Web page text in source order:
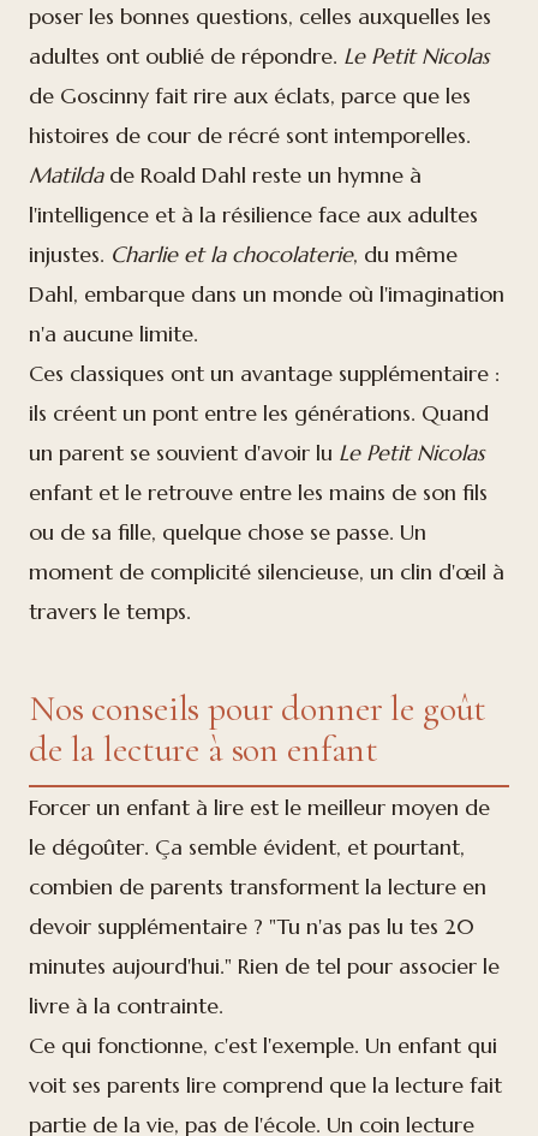
poser les bonnes questions, celles auxquelles les
adultes ont oublié de répondre. Le Petit Nicolas
de Goscinny fait rire aux éclats, parce que les
histoires de cour de récré sont intemporelles.
Matildade Roald Dahl reste un hymne à
l'intelligence et à la résilience face aux adultes
injustes. Charlie et la chocolaterie, du même
Dahl, embarque dans un monde où l'imagination
n'a aucune limite.
Ces classiques ont un avantage supplémentaire :
ils créent un pont entre les générations. Quand
un parent se souvient d'avoir lu Le Petit Nicolas
enfant et le retrouve entre les mains de son fils
ou de sa fille, quelque chose se passe. Un
moment de complicité silencieuse, un clin d'œil à
travers le temps.
Nos conseils pour donner le goût
de la lecture à son enfant
Forcer un enfant à lire est le meilleur moyen de
le dégoûter. Ça semble évident, et pourtant,
combien de parents transforment la lecture en
devoir supplémentaire ? "Tu n'as pas lu tes 20
minutes aujourd'hui." Rien de tel pour associer le
livre à la contrainte.
Ce qui fonctionne, c'est l'exemple. Un enfant qui
voit ses parents lire comprend que la lecture fait
partie de la vie, pas de l'école. Un coin lecture